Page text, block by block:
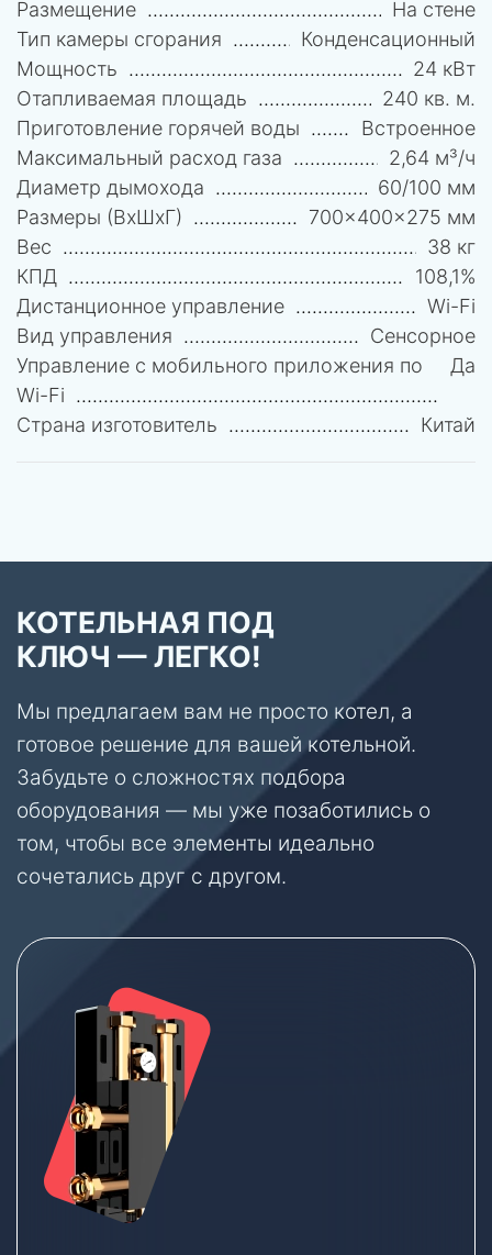
Размещение
На стене
Тип камеры сгорания
Конденсационный
Мощность
24 кВт
Отапливаемая площадь
240 кв. м.
Приготовление горячей воды
Встроенное
Максимальный расход газа
2,64 м³/ч
Диаметр дымохода
60/100 мм
Размеры (ВхШхГ)
700x400x275 мм
Вес
38 кг
КПД
108,1%
Дистанционное управление
Wi-Fi
Вид управления
Сенсорное
Управление c мобильного приложения по
Wi-Fi
Да
Страна изготовитель Китай
КОТЕЛЬНАЯ ПОД
КЛЮЧ — ЛЕГКО!
Мы предлагаем вам не просто котел, а
готовое решение для вашей котельной.
Забудьте о сложностях подбора
оборудования — мы уже позаботились о
том, чтобы все элементы идеально
сочетались друг с другом.